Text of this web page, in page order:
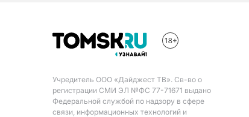
Учредитель ООО «Дайджест ТВ». Св-во о
регистрации СМИ ЭЛ №ФС 77-71671 выдано
Федеральной службой по надзору в сфере
связи, информационных технологий и